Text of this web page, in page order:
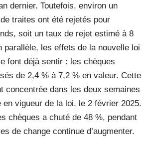
dernier. Toutefois, environ un
traites ont été rejetés pour
soit un taux de rejet estimé à 8
parallèle, les effets de la nouvelle loi
font déjà sentir : les chèques
de 2,4 % à 7,2 % en valeur. Cette
concentrée dans les deux semaines
en vigueur de la loi, le 2 février 2025.
chèques a chuté de 48 %, pendant
de change continue d’augmenter.